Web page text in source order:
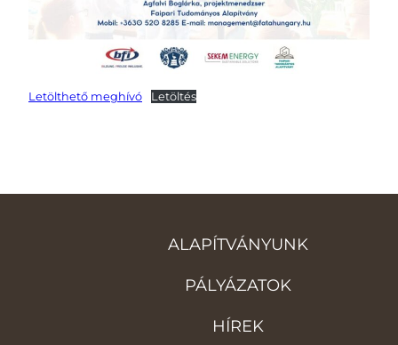
Letölthető meghívó Letöltés
ALAPÍTVÁNYUNK
PÁLYÁZATOK
HÍREK